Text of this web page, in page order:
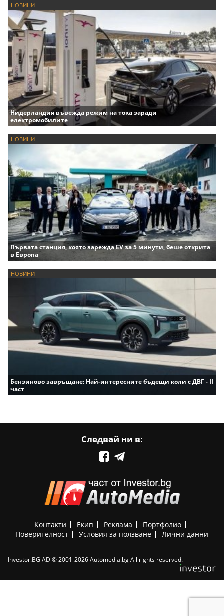
НОВИНИ
Нидерландия въвежда режим на тока заради
електромобилите
НОВИНИ
Първата станция, която зарежда EV за 5 минути, беше открита
в Европа
НОВИНИ
Бензиново завръщане: Най-интересните бъдещи коли с ДВГ - II
част
Следвай ни в:
Контакти Екип Реклама
Портфолио
Поверителност
Условия за ползване Лични данни
Investor.BG AD © 2001-2026 Automedia.bg All rights reserved.